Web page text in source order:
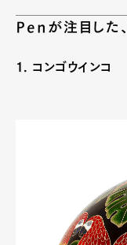
Penが注目した
1. コンゴウインコ